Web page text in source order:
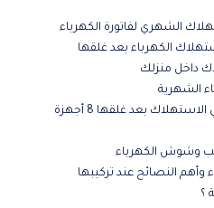
داخل منزلك
تزيد فاتورة الكهرباء وتستمر في الاستهلاك بعد غلقها 8 أجهزة
وشوش الكهرباء
النصائح عند تركيبها
؟